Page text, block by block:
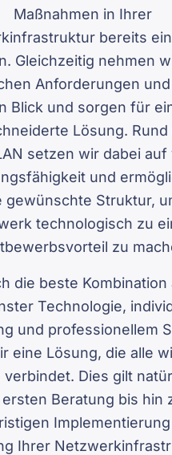
Maßnahmen in Ihrer
bereits
Gleichzeitig nehmen
Anforderungen und
Blick und sorgen für
Lösung. Rund
setzen wir dabei auf
und
gewünschte Struktur,
technologisch zu
zu
die beste Kombination
Technologie,
und professionellem
eine Lösung, die alle
verbindet. Dies gilt
Beratung bis hin
Ihrer